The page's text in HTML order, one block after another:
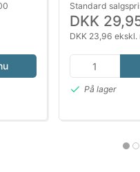
Standard
DKK
DKK 23,96 ekskl.
På lager